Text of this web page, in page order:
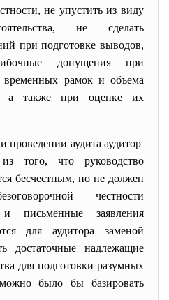
не упустить из виду
не сделать
при подготовке выводов,
допущения при
временных рамок и объема
а также при оценке их
аудита аудитор
того, что руководство
бесчестным, но не должен
честности
письменные заявления
для аудитора заменой
достаточные надлежащие
для подготовки разумных
было бы базировать